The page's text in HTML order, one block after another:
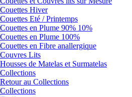
Couettes Hiver
Couettes Eté / Printemps
Couettes en Plume 90% 10%
Couettes en Plume 100%
Couettes en Fibre anallergique
Couvres Lits
Housses de Matelas et Surmatelas
Collections
Retour au Collections
Collections